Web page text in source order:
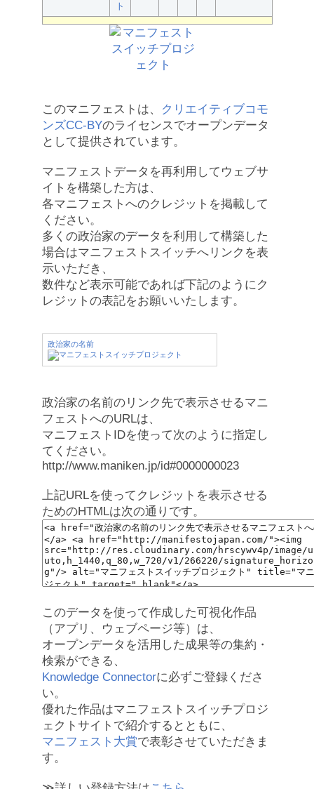
ト
このマニフェストは、
クリエイティブコモ
ンズCC-BYのライセンスでオープンデータ
として提供されています。
マニフェストデータを再利用してウェブサ
イトを構築した方は、
各マニフェストへのクレジットを掲載して
ください。
多くの政治家のデータを利用して構築した
場合はマニフェストスイッチへリンクを表
示いただき、
数件など表示可能であれば下記のようにク
レジットの表記をお願いいたします。
政治家の名前
政治家の名前のリンク先で表示させるマニ
フェストへのURLは、
マニフェストIDを使って次のように指定し
てください。
http://www.maniken.jp/id#0000000023
上記URLを使ってクレジットを表示させる
ためのHTMLは次の通りです。
このデータを使って作成した可視化作品
（アプリ、ウェブページ等）は、
オープンデータを活用した成果等の集約・
検索ができる、
Knowledge Connectorに必ずご登録くださ
い。
優れた作品はマニフェストスイッチプロジ
ェクトサイトで紹介するとともに、
マニフェスト大賞で表彰させていただきま
す。